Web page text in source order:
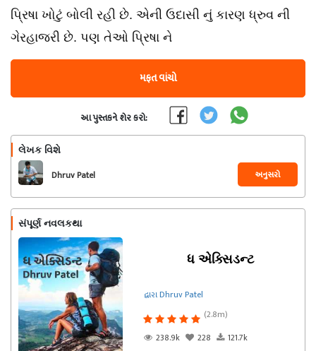
પ્રિષા ખોટું બોલી રહી છે. એની ઉદાસી નું કારણ ધ્રુવ ની
ગેરહાજરી છે. પણ તેઓ પ્રિષા ને
મફત વાંચો
આ પુસ્તકને શેર કરો:
લેખક વિશે
Dhruv Patel અનુસરો
સંપૂર્ણ નવલકથા
ધ એક્સિડન્ટ
દ્વારા Dhruv Patel
(2.8m)
238.9k
228 121.7k